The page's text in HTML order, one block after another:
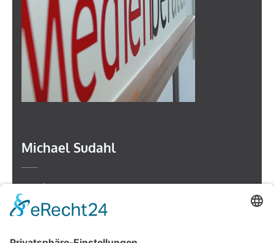
Michael Sudahl
Beethovenstr. 4
73614 Schorndorf
Telefon: 07181 477 9998
E-Mail: sudahl@der-medienberater.de